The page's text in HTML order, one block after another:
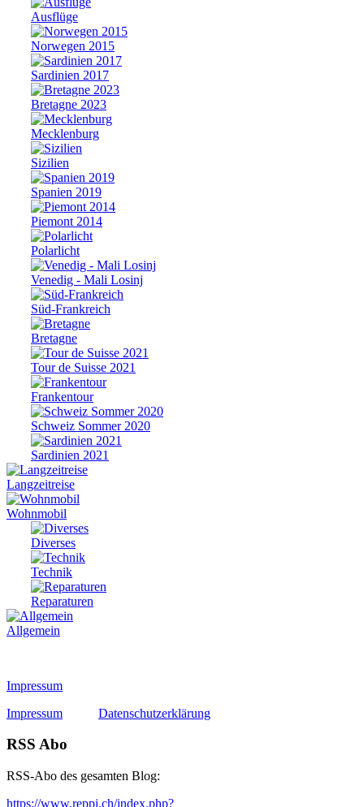
Ausflüge
Norwegen 2015
Sardinien 2017
Bretagne 2023
Mecklenburg
Sizilien
Spanien 2019
Piemont 2014
Polarlicht
Venedig - Mali Losinj
Süd-Frankreich
Bretagne
Tour de Suisse 2021
Frankentour
Schweiz Sommer 2020
Sardinien 2021
Langzeitreise
Wohnmobil
Diverses
Technik
Reparaturen
Allgemein
Impressum
Impressum
Datenschutzerklärung
RSS Abo
RSS-Abo des gesamten Blog:
https://www.reppi.ch/index.php?